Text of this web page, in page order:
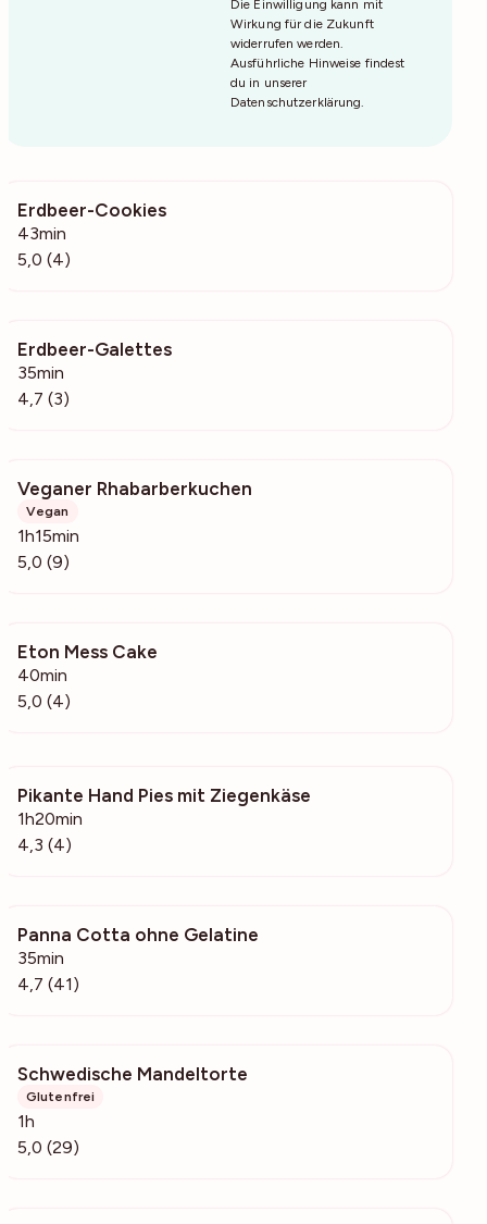
Die Einwilligung kann mit
Wirkung für die Zukunft
widerrufen werden.
Ausführliche Hinweise findest
du in unserer
Datenschutzerklärung
Erdbeer-Cookies
43min
5,0 (4)
Erdbeer-Galettes
35min
4,7 (3)
Veganer Rhabarberkuchen
Vegan
1h15min
5,0 (9)
Eton Mess Cake
40min
5,0 (4)
Pikante Hand Pies mit Ziegenkäse
1h20min
4,3 (4)
Panna Cotta ohne Gelatine
35min
4,7 (41)
Schwedische Mandeltorte
Glutenfrei
1h
5,0 (29)